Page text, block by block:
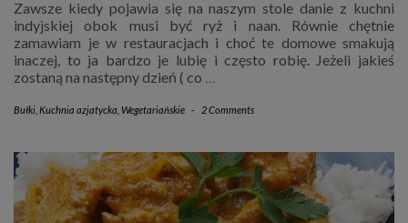
Zawsze kiedy pojawia się na naszym stole danie z kuchni
indyjskiej obok musi być ryż i naan. Równie chętnie
zamawiam je w restauracjach i choć te domowe smakują
inaczej, to ja bardzo je lubię i często robię. Jeżeli jakieś
zostaną na następny dzień ( co
Bułki Kuchnia azjatycka Wegetariańskie - 2 Comments